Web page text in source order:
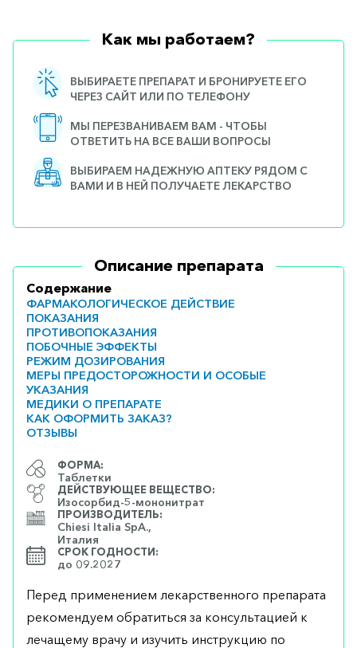
Как мы работаем?
ВЫБИРАЕТЕ ПРЕПАРАТ И БРОНИРУЕТЕ ЕГО
ЧЕРЕЗ САЙТ ИЛИ ПО ТЕЛЕФОНУ
МЫ ПЕРЕЗВАНИВАЕМ ВАМ - ЧТОБЫ
ОТВЕТИТЬ НА ВСЕ ВАШИ ВОПРОСЫ
ВЫБИРАЕМ НАДЕЖНУЮ АПТЕКУ РЯДОМ С
ВАМИ И В НЕЙ ПОЛУЧАЕТЕ ЛЕКАРСТВО
Описание препарата
Содержание
ФАРМАКОЛОГИЧЕСКОЕ ДЕЙСТВИЕ
ПОКАЗАНИЯ
ПРОТИВОПОКАЗАНИЯ
ПОБОЧНЫЕ ЭФФЕКТЫ
РЕЖИМ ДОЗИРОВАНИЯ
МЕРЫ ПРЕДОСТОРОЖНОСТИ И ОСОБЫЕ
УКАЗАНИЯ
МЕДИКИ О ПРЕПАРАТЕ
КАК ОФОРМИТЬ ЗАКАЗ?
ОТЗЫВЫ
ФОРМА:
Таблетки
ДЕЙСТВУЮЩЕЕ ВЕЩЕСТВО:
Изосорбид-5-мононитрат
ПРОИЗВОДИТЕЛЬ:
Chiesi Italia SpA.,
Италия
СРОК ГОДНОСТИ:
до 09.2027
Перед применением лекарственного препарата
рекомендуем обратиться за консультацией к
лечащему врачу и изучить инструкцию по